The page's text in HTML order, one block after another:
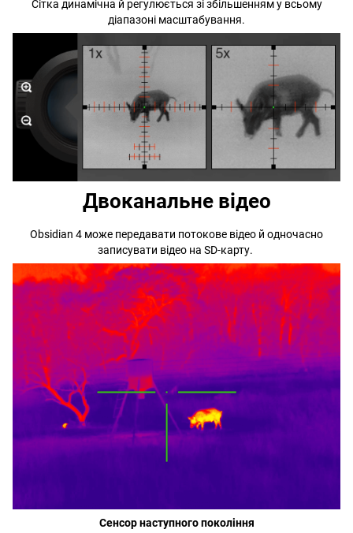
Сітка динамічна й регулюється зі збільшенням у всьому
діапазоні масштабування.
Двоканальне відео
Obsidian 4 може передавати потокове відео й одночасно
записувати відео на SD-карту.
Сенсор наступного покоління